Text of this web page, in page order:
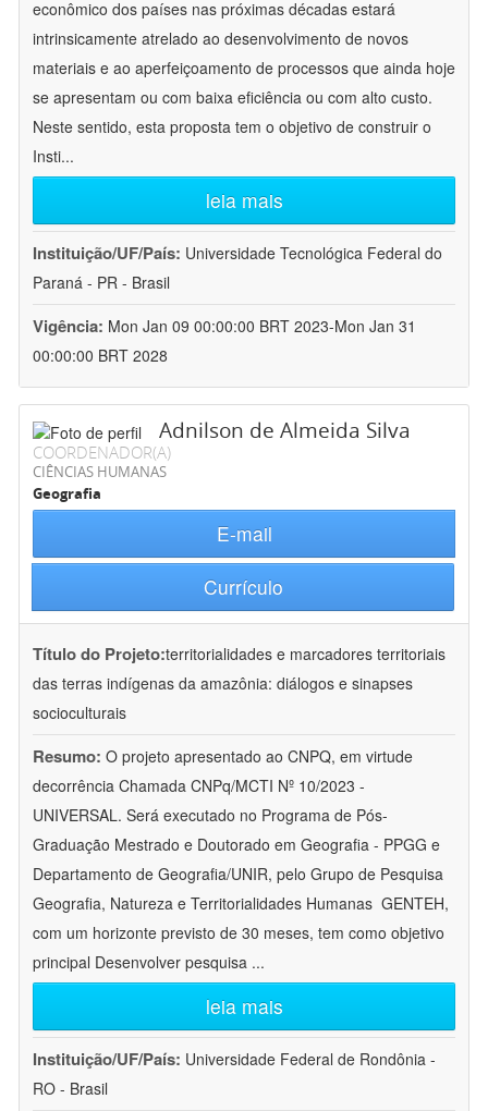
econômico dos países nas próximas décadas estará
intrinsicamente atrelado ao desenvolvimento de novos
materiais e ao aperfeiçoamento de processos que ainda hoje
se apresentam ou com baixa eficiência ou com alto custo.
Neste sentido, esta proposta tem o objetivo de construir o
Insti...
leia mais
Instituição/UF/País: Universidade Tecnológica Federal do
Paraná - PR - Brasil
Vigência: Mon Jan 09 00:00:00 BRT 2023-Mon Jan 31
00:00:00 BRT 2028
Adnilson de Almeida Silva
COORDENADOR(A)
CIÊNCIAS HUMANAS
Geografia
E-mail
Currículo
Título do Projeto:territorialidades e marcadores territoriais
das terras indígenas da amazônia: diálogos e sinapses
socioculturais
Resumo: O projeto apresentado ao CNPQ, em virtude
decorrência Chamada CNPq/MCTI Nº 10/2023 -
UNIVERSAL. Será executado no Programa de Pós-
Graduação Mestrado e Doutorado em Geografia - PPGG e
Departamento de Geografia/UNIR, pelo Grupo de Pesquisa
Geografia, Natureza e Territorialidades Humanas  GENTEH,
com um horizonte previsto de 30 meses, tem como objetivo
principal Desenvolver pesquisa ...
leia mais
Instituição/UF/País: Universidade Federal de Rondônia -
RO - Brasil